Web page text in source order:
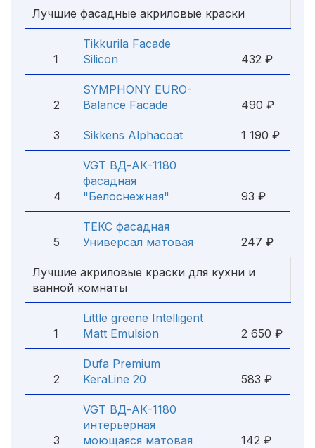
Лучшие фасадные акриловые краски
1
Tikkurila Facade
Silicon
432 ₽
2
SYMPHONY EURO-
Balance Facade
490 ₽
3 Sikkens Alphacoat 1 190 ₽
4
VGT ВД-АК-1180
фасадная
"Белоснежная"
93 ₽
5
ТЕКС фасадная
Универсал матовая
247 ₽
Лучшие акриловые краски для кухни и
ванной комнаты
1
Little greene Intelligent
Matt Emulsion
2 650 ₽
2
Dufa Premium
KeraLine 20
583 ₽
3
VGT ВД-АК-1180
интерьерная
моющаяся матовая
142 ₽